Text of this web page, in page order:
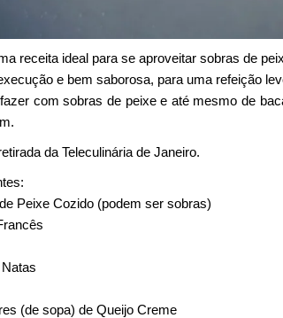
receita ideal para se aproveitar sobras de
e bem saborosa, para uma refeição
com sobras de peixe e até mesmo de
da Teleculinária de Janeiro.
Peixe Cozido (podem ser sobras)
(de sopa) de Queijo Creme